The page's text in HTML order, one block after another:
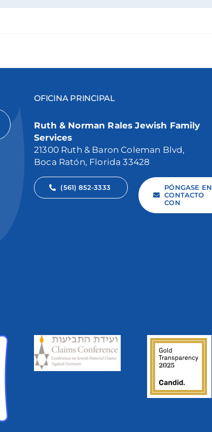
OFICINA PRINCIPAL
Ruth & Norman Rales Jewish Family
Services
21300 Ruth & Baron Coleman Blvd,
Boca Ratón, Florida 33428
(561) 852-3333
PÓNGASE EN
CONTACTO
CON